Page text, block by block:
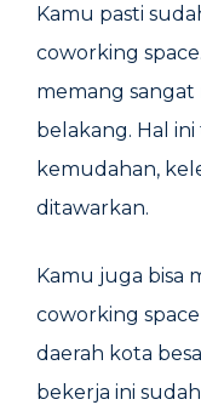
Kamu pasti
coworking
memang
belakang. Hal
kemudahan,
ditawarkan.
Kamu juga bisa
coworking
daerah kota
bekerja ini